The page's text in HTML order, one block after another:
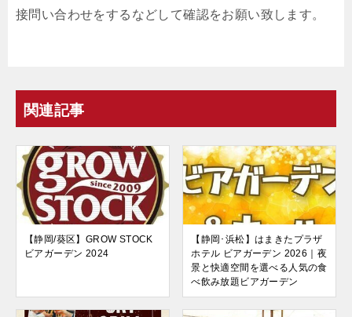
接問い合わせをするなどして確認をお願い致します。
関連記事
【静岡/葵区】GROW STOCK
ビアガーデン 2024
【静岡･浜松】はまきたプラザ
ホテル ビアガーデン 2026｜夜
景と快適空間を選べる人気の食
べ飲み放題ビアガーデン